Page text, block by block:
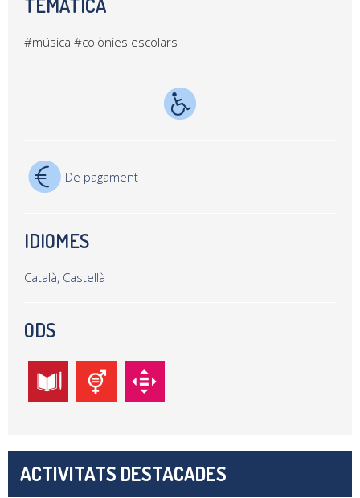
TEMÀTICA
#música #colònies escolars
De pagament
IDIOMES
Català, Castellà
ODS
ACTIVITATS DESTACADES